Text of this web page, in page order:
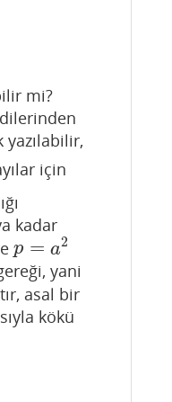
mi?
yazılabilir,
için
kadar
p = a2
p =a2
yani
asal bir
kökü